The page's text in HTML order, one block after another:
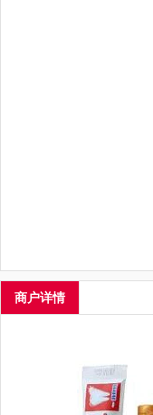
商户详情